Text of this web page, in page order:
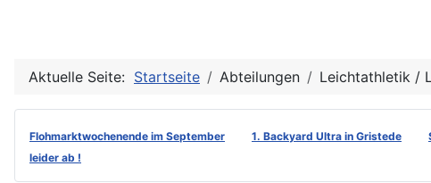
Aktuelle Seite: Startseite Abteilungen Leichtathletik /
Flohmarktwochenende im September 1. Backyard Ultra in Gristede
leider ab !